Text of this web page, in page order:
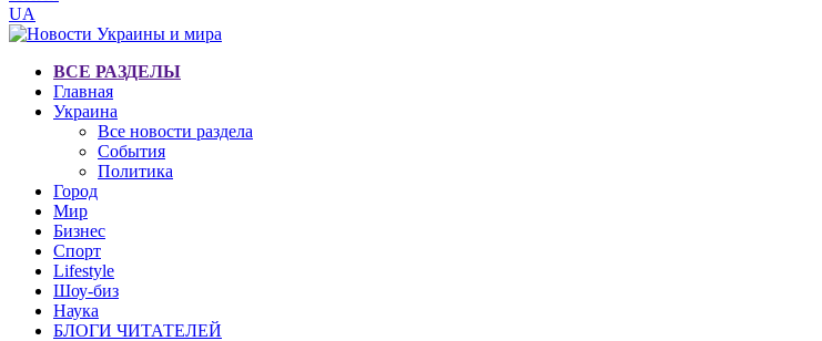
UA
ВСЕ РАЗДЕЛЫ
Главная
Украина
Все новости раздела
События
Политика
Город
Мир
Бизнес
Спорт
Lifestyle
Шоу-биз
Наука
БЛОГИ ЧИТАТЕЛЕЙ